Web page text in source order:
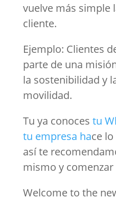
vuelve más simple
cliente.
Ejemplo: Clientes
parte de una
la sostenibilidad y
movilidad.
Tu ya conoces tu
tu empresa hace
así te
mismo y
Welcome to the